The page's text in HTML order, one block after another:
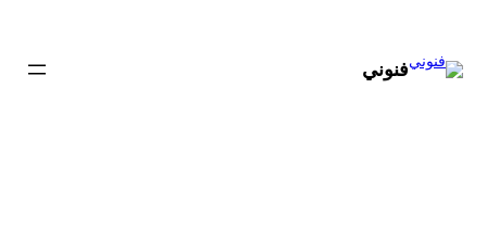
فنوني